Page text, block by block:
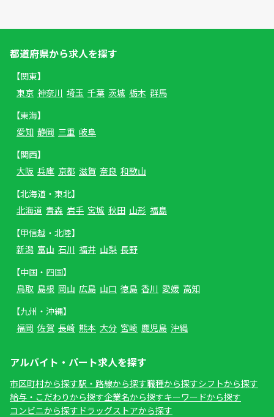
都道府県から求人を探す
【関東】
東京 神奈川 埼玉 千葉 茨城 栃木 群馬
【東海】
愛知 静岡 三重 岐阜
【関西】
大阪 兵庫 京都 滋賀 奈良 和歌山
【北海道・東北】
北海道 青森 岩手 宮城 秋田 山形 福島
【甲信越・北陸】
新潟 富山 石川 福井 山梨 長野
【中国・四国】
鳥取 島根 岡山 広島 山口 徳島 香川 愛媛 高知
【九州・沖縄】
福岡 佐賀 長崎 熊本 大分 宮崎 鹿児島 沖縄
アルバイト・パート求人を探す
市区町村から探す駅・路線から探す職種から探すシフトから探す
給与・こだわりから探す企業名から探すキーワードから探す
コンビニから探す ドラッグストアから探す